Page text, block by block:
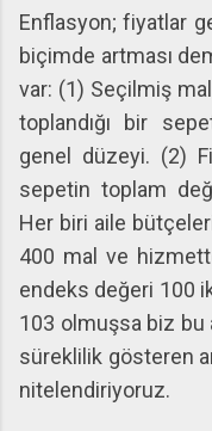
Enflasyon; fiyatlar
biçimde artması
var: (1) Seçilmiş
toplandığı bir
genel düzeyi. (2)
sepetin toplam
Her biri aile
400 mal ve
endeks değeri 100
103 olmuşsa biz bu
süreklilik gösteren
nitelendiriyoruz.